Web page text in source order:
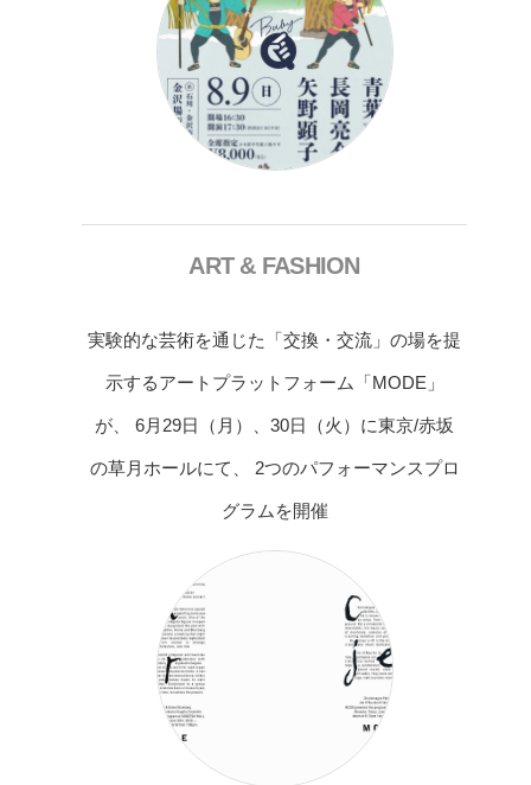
ART & FASHION
実験的な芸術を通じた「交換・交流」の場を提
示するアートプラットフォーム「MODE」
が、 6月29日（月）、30日（火）に東京/赤坂
の草月ホールにて、 2つのパフォーマンスプロ
グラムを開催